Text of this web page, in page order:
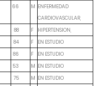
66 M ENFERMEDAD
CARDIOVASCULAR,
88 F
HIPERTENSION,
84 F
EN ESTUDIO
86 F
EN ESTUDIO
53 M EN ESTUDIO
75 M EN ESTUDIO